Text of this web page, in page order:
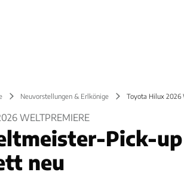
Neuvorstellungen & Erlkönige Toyota Hilux 2026
WELTPREMIERE
Pick-
neu